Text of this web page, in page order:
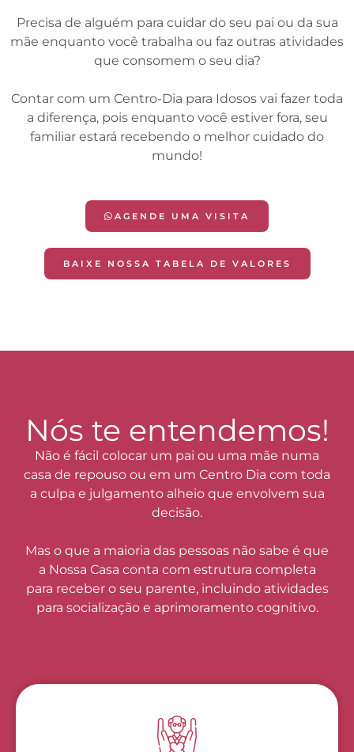
Precisa de alguém para cuidar do seu pai ou da sua
mãe enquanto você trabalha ou faz outras atividades
que consomem o seu dia?
Contar com um Centro-Dia para Idosos vai fazer toda
a diferença, pois enquanto você estiver fora, seu
familiar estará recebendo o melhor cuidado do
mundo!
AGENDE UMA VISITA
BAIXE NOSSA TABELA DE VALORES
Nós te entendemos!
Não é fácil colocar um pai ou uma mãe numa
casa de repouso ou em um Centro Dia com toda
a culpa e julgamento alheio que envolvem sua
decisão.
Mas o que a maioria das pessoas não sabe é que
a Nossa Casa conta com estrutura completa
para receber o seu parente, incluindo atividades
para socialização e aprimoramento cognitivo.